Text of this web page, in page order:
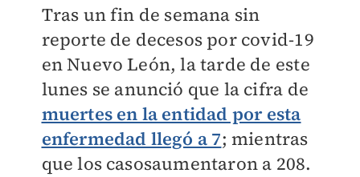
Tras un fin de semana sin
reporte de decesos por covid-19
en Nuevo León, la tarde de este
lunes se anunció que la cifra de
muertes en la entidad por esta
enfermedad llegó a 7; mientras
que los casosaumentaron a 208.